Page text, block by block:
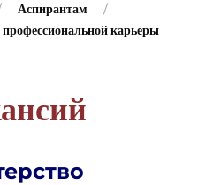
Аспирантам
карьеры